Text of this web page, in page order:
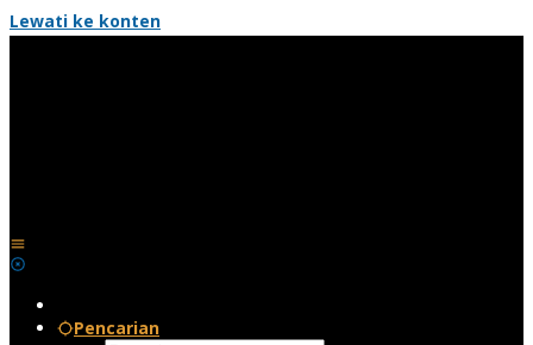
Lewati ke konten
Pencarian